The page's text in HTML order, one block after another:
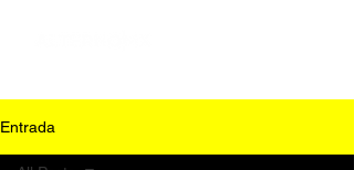
Entrada